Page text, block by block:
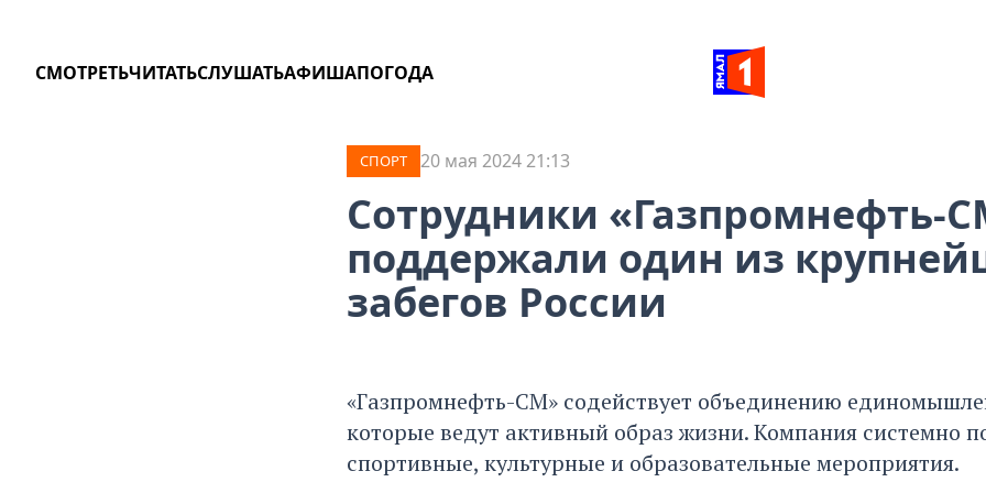
СМОТРЕТЬЧИТАТЬСЛУШАТЬАФИШАПОГОДА
СПОРТ 20 мая 2024 21:13
Сотрудники «Газпромнефть-
поддержали один из
забегов России
«Газпромнефть-СМ» содействует объединению
которые ведут активный образ жизни. Компания системно
спортивные, культурные и образовательные мероприятия.